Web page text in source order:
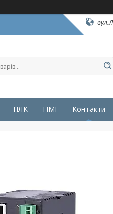
ПЛК HMI Контакти